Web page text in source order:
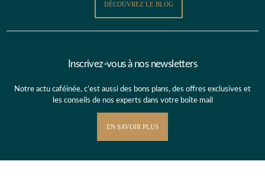
DÉCOUVREZ LE BLOG
Inscrivez-vous à nos newsletters
Notre actu caféinée, c’est aussi des bons plans, des offres exclusives et
les conseils de nos experts dans votre boîte mail
EN SAVOIR PLUS